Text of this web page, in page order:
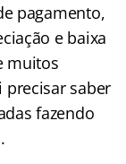
pagamento,
e baixa
muitos
precisar saber
fazendo